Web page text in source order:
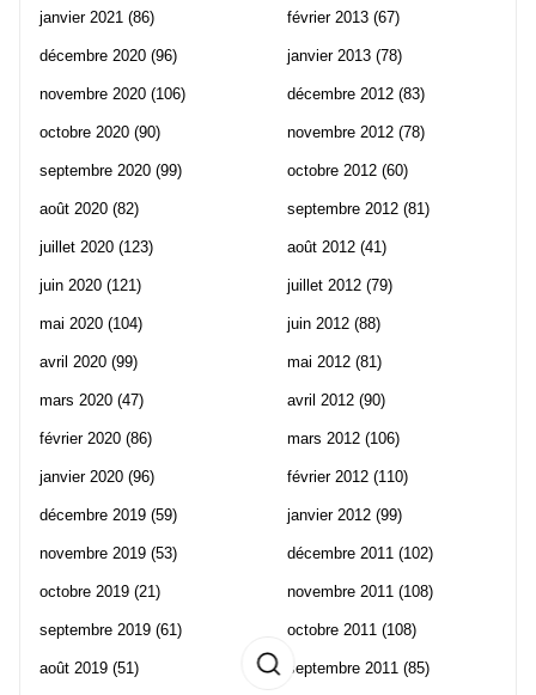
janvier 2021 (86)
décembre 2020 (96)
novembre 2020 (106)
octobre 2020 (90)
septembre 2020 (99)
août 2020 (82)
juillet 2020 (123)
juin 2020 (121)
mai 2020 (104)
avril 2020 (99)
mars 2020 (47)
février 2020 (86)
janvier 2020 (96)
décembre 2019 (59)
novembre 2019 (53)
octobre 2019 (21)
septembre 2019 (61)
août 2019 (51)
février 2013 (67)
janvier 2013 (78)
décembre 2012 (83)
novembre 2012 (78)
octobre 2012 (60)
septembre 2012 (81)
août 2012 (41)
juillet 2012 (79)
juin 2012 (88)
mai 2012 (81)
avril 2012 (90)
mars 2012 (106)
février 2012 (110)
janvier 2012 (99)
décembre 2011 (102)
novembre 2011 (108)
octobre 2011 (108)
septembre 2011 (85)